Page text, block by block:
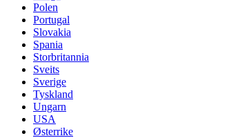
Polen
Portugal
Slovakia
Spania
Storbritannia
Sveits
Sverige
Tyskland
Ungarn
USA
Østerrike